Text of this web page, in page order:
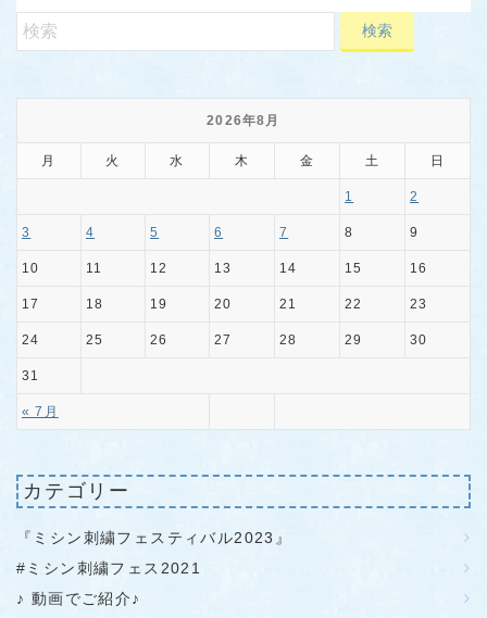
2026年8月
月 火 水 木 金 土 日
« 7月
1 2
3 4 5 6 7 8 9
10 11 12 13 14 15 16
17 18 19 20 21 22 23
24 25 26 27 28 29 30
31
カテゴリー
『ミシン刺繍フェスティバル2023』
#ミシン刺繍フェス2021
♪ 動画でご紹介♪